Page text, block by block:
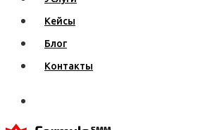
Кейсы
Блог
Контакты